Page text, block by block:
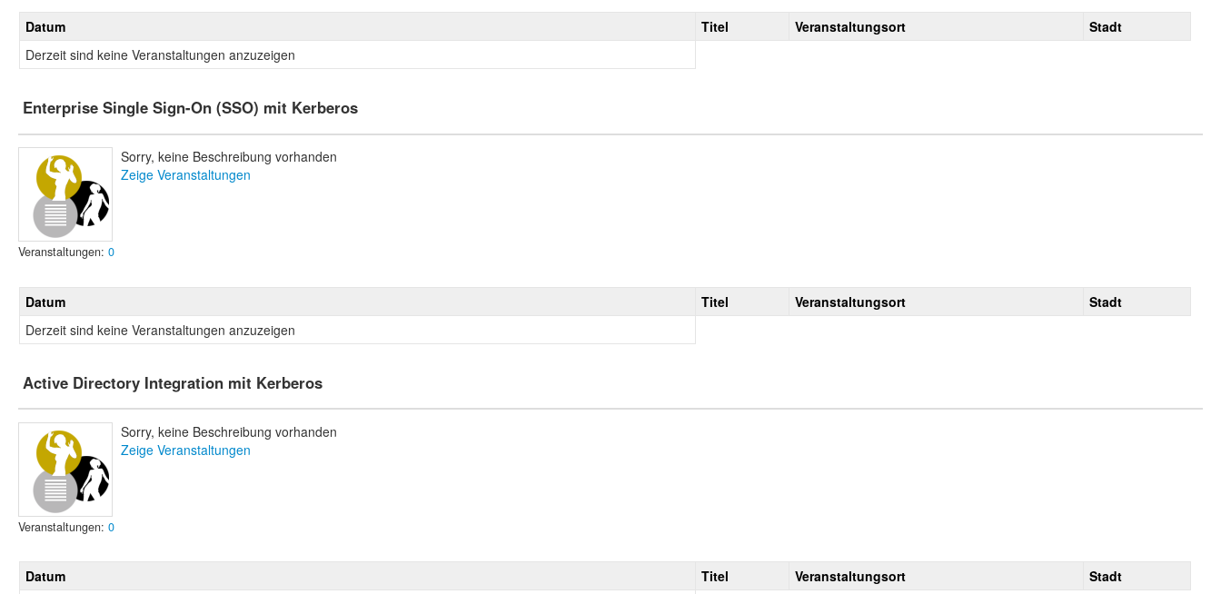
Datum Titel Veranstaltungsort
Stadt
Derzeit sind keine Veranstaltungen anzuzeigen
Enterprise Single Sign-On (SSO) mit Kerberos
Veranstaltungen: 0
Sorry, keine Beschreibung vorhanden
Zeige Veranstaltungen
Datum Titel Veranstaltungsort
Stadt
Derzeit sind keine Veranstaltungen anzuzeigen
Active Directory Integration mit Kerberos
Veranstaltungen: 0
Sorry, keine Beschreibung vorhanden
Zeige Veranstaltungen
Datum Titel Veranstaltungsort
Stadt